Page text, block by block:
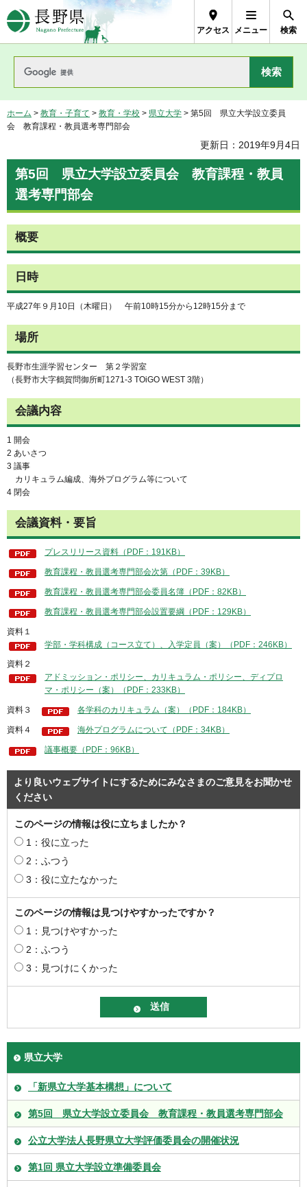
長野県Nagano Prefecture
アクセス メニュー 検索
ホーム > 教育・子育て > 教育・学校 > 県立大学 > 第5回 県立大学設立委員
会 教育課程・教員選考専門部会
更新日：2019年9月4日
第5回 県立大学設立委員会 教育課程・教員
選考専門部会
概要
日時
平成27年９月10日（木曜日） 午前10時15分から12時15分まで
場所
長野市生涯学習センター 第２学習室
（長野市大字鶴賀問御所町1271-3 TOiGO WEST 3階）
会議内容
1 開会
2 あいさつ
3 議事
カリキュラム編成、海外プログラム等について
4 閉会
会議資料・要旨
プレスリリース資料（PDF：191KB）
教育課程・教員選考専門部会次第（PDF：39KB）
教育課程・教員選考専門部会委員名簿（PDF：82KB）
教育課程・教員選考専門部会設置要綱（PDF：129KB）
資料１
学部・学科構成（コース立て）、入学定員（案）（PDF：246KB）
資料２
アドミッション・ポリシー、カリキュラム・ポリシー、ディプロ
マ・ポリシー（案）（PDF：233KB）
資料３ 各学科のカリキュラム（案）（PDF：184KB）
資料４ 海外プログラムについて（PDF：34KB）
議事概要（PDF：96KB）
より良いウェブサイトにするためにみなさまのご意見をお聞かせ
ください
このページの情報は役に立ちましたか？
1：役に立った
2：ふつう
3：役に立たなかった
このページの情報は見つけやすかったですか？
1：見つけやすかった
2：ふつう
3：見つけにくかった
県立大学
「新県立大学基本構想」について
第5回 県立大学設立委員会 教育課程・教員選考専門部会
公立大学法人長野県立大学評価委員会の開催状況
第1回 県立大学設立準備委員会